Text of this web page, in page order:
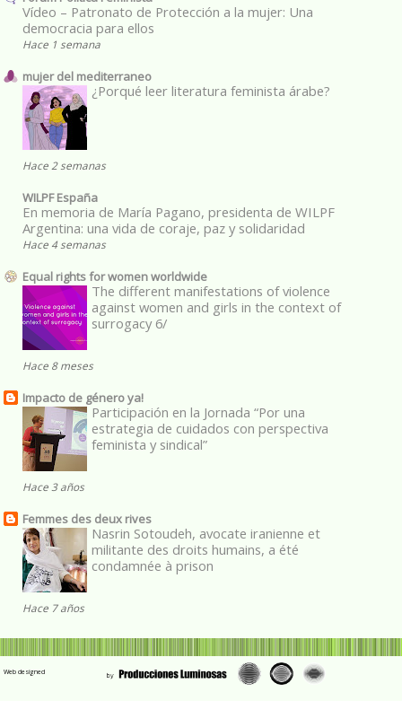
Vídeo – Patronato de Protección a la mujer: Una
democracia para ellos
Hace 1 semana
mujer del mediterraneo
¿Porqué leer literatura feminista árabe?
Hace 2 semanas
WILPF España
En memoria de María Pagano, presidenta de WILPF
Argentina: una vida de coraje, paz y solidaridad
Hace 4 semanas
Equal rights for women worldwide
The different manifestations of violence
against women and girls in the context of
surrogacy 6/
Hace 8 meses
Impacto de género ya!
Participación en la Jornada “Por una
estrategia de cuidados con perspectiva
feminista y sindical”
Hace 3 años
Femmes des deux rives
Nasrin Sotoudeh, avocate iranienne et
militante des droits humains, a été
condamnée à prison
Hace 7 años
Web designed